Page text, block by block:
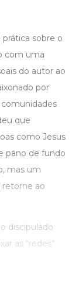
sobre o
com uma
do autor ao
por
comunidades
que
como Jesus
pano de fundo
mas um
ao
discipulado
as “redes”